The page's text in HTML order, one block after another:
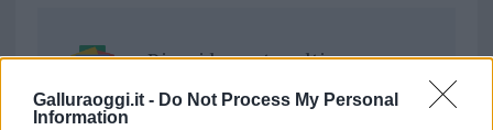
Galluraoggi.it - Do Not Process My Personal
Information
Ricevi le nostre ultime news